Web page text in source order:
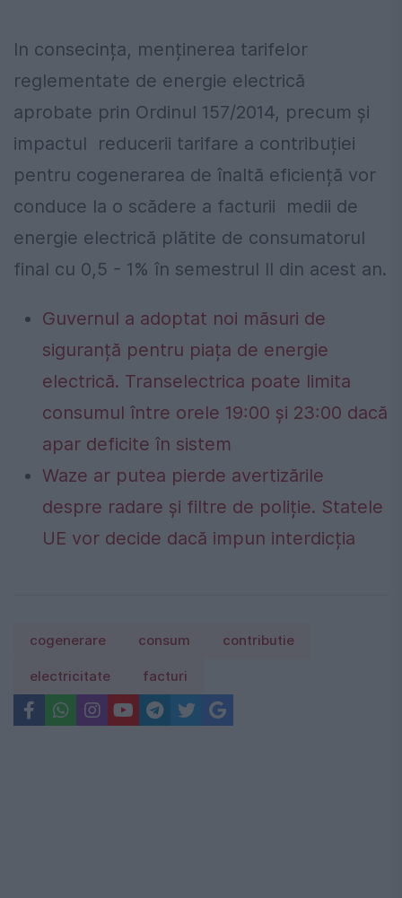
In consecința, menținerea tarifelor
reglementate de energie electrică
aprobate prin Ordinul 157/2014, precum și
impactul reducerii tarifare a contribuției
pentru cogenerarea de înaltă eficiență vor
conduce la o scădere a facturii medii de
energie electrică plătite de consumatorul
final cu 0,5 - 1% în semestrul II din acest an.
Guvernul a adoptat noi măsuri de
siguranță pentru piața de energie
electrică. Transelectrica poate limita
consumul între orele 19:00 și 23:00 dacă
apar deficite în sistem
Waze ar putea pierde avertizările
despre radare și filtre de poliție. Statele
UE vor decide dacă impun interdicția
cogenerare consum contributie
electricitate facturi